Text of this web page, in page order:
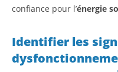
confiance pour l’énergie
Identifier les